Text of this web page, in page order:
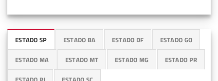
ESTADO SP ESTADO BA ESTADO DF ESTADO GO
ESTADO MA ESTADO MT ESTADO MG ESTADO PR